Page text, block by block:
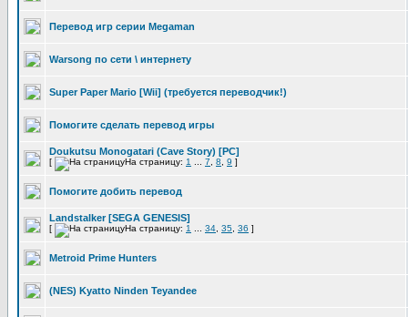
Перевод игр серии Megaman
Warsong по сети \ интернету
Super Paper Mario [Wii] (требуется переводчик!)
Помогите сделать перевод игры
Doukutsu Monogatari (Cave Story) [PC]
[ На страницу: 1 7 8 9 ]
Помогите добить перевод
Landstalker [SEGA GENESIS]
[ На страницу: 1 34 35 36 ]
Metroid Prime Hunters
(NES) Kyatto Ninden Teyandee